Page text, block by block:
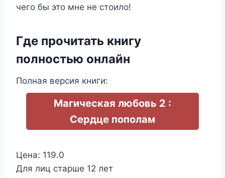
чего бы это мне не стоило!
Где прочитать книгу
полностью онлайн
Полная версия книги:
Магическая любовь 2 :
Сердце пополам
Цена: 119.0
Для лиц старше 12 лет